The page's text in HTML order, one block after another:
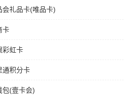
会礼品卡(唯品卡)
卡
彩虹卡
通积分卡
包(壹卡会)